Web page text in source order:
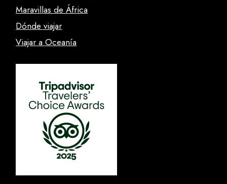
Maravillas de África
Dónde viajar
Viajar a Oceanía